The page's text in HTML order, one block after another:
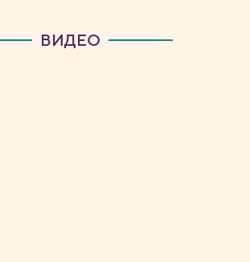
ВИДЕО